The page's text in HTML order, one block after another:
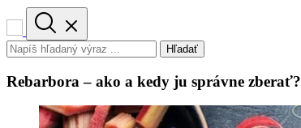
Hľadať
Rebarbora – ako a kedy ju správne zberať?